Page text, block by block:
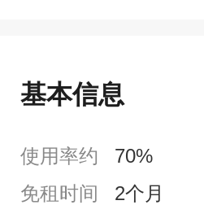
基本信息
使用率约 70%
免租时间
2个月